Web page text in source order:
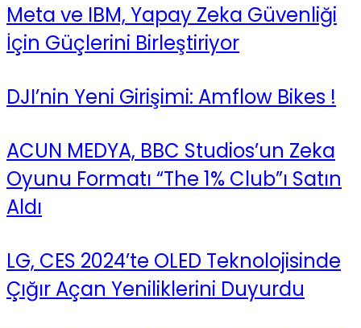
Meta ve IBM, Yapay Zeka Güvenliği
İçin Güçlerini Birleştiriyor
DJI’nin Yeni Girişimi: Amflow Bikes !
ACUN MEDYA, BBC Studios’un Zeka
Oyunu Formatı “The 1% Club”ı Satın
Aldı
LG, CES 2024’te OLED Teknolojisinde
Çığır Açan Yeniliklerini Duyurdu